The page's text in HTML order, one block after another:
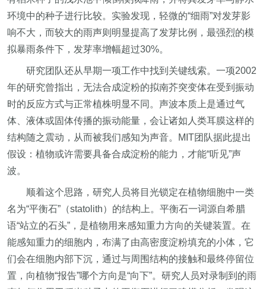
环境中的种子进行比较。实验发现，轻微的“细雨”对发芽影
响不大，而较大的雨声则明显提高了发芽比例，最强烈的模
拟暴雨条件下，发芽率增幅超过30%。
研究团队还从早期一项工作中找到关键线索。一项2002
年的研究曾指出，无法合成淀粉的拟南芥突变体在受到振动
时的反应方式与正常植株明显不同。声波本质上是通过气
体、液体或固体传播的振动能量，会让诸如人类耳膜这样的
结构随之震动，从而被我们感知为声音。MIT团队据此提出
假设：植物或许需要具备合成淀粉的能力，才能“听见”声
波。
顺着这个思路，研究人员将目光锁定在植物细胞中一类
名为“平衡石”（statolith）的结构上。平衡石一词源自希腊
语“站立的石头”，是植物用来感知重力方向的关键装置。在
能感知重力的细胞内，布满了由高密度淀粉填充的小体，它
们会在细胞内部下沉，通过与周围结构的接触和最终停留位
置，向植物“报告”哪个方向是“向下”。研究人员对录制到的雨